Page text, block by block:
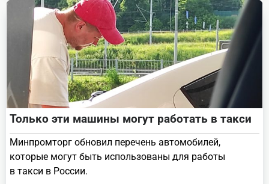
Только эти машины могут работать в такси
Минпромторг обновил перечень автомобилей,
которые могут быть использованы для работы
в такси в России.